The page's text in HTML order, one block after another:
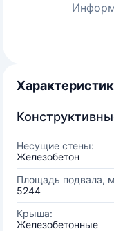
Несущие стены:
Железобетон
Площадь подвала,
5244
Крыша:
Железобетонные